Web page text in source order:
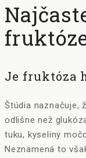
Je fruktóza
Štúdia naznačuje,
odlišne než
tuku, kyseliny
Neznamená to